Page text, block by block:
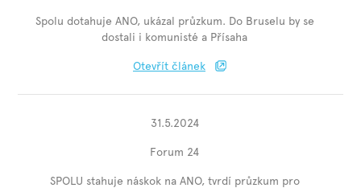
Spolu dotahuje ANO, ukázal průzkum. Do Bruselu by se
dostali i komunisté a Přísaha
Otevřít článek
31.5.2024
Forum 24
SPOLU stahuje náskok na ANO, tvrdí průzkum pro